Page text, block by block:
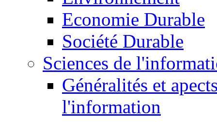
Economie Durable
Société Durable
Sciences de
Généralités et
l'information